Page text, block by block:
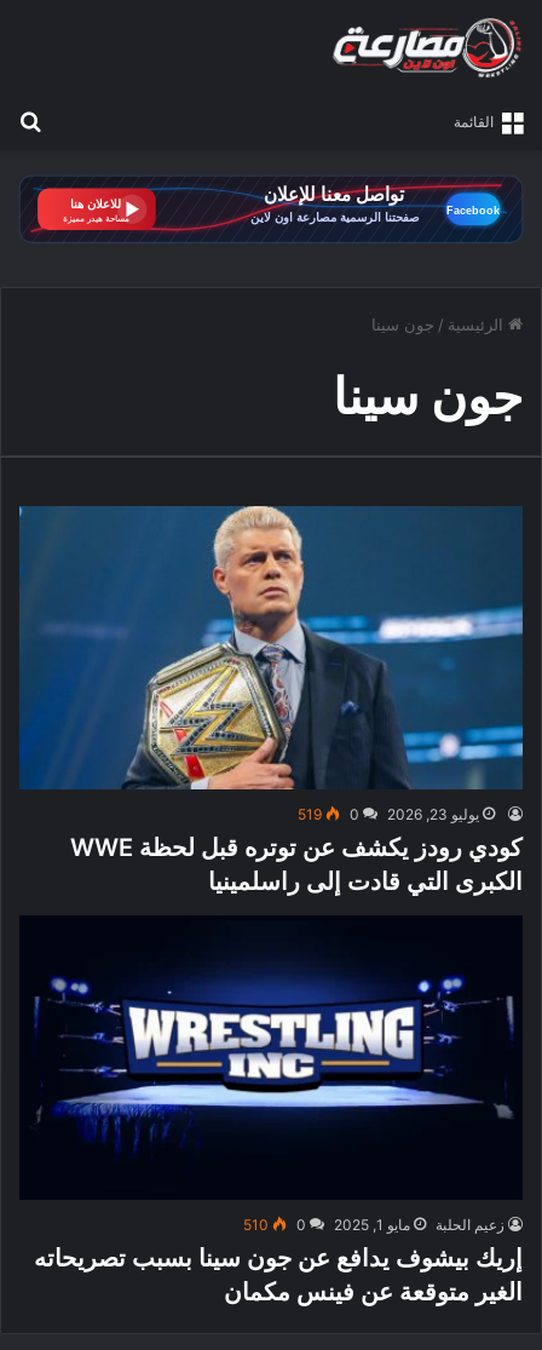
القائمة
الرئيسية / جون سينا
جون سينا
يوليو 23, 2026 0
519
كودي رودز يكشف عن توتره قبل لحظة WWE
الكبرى التي قادت إلى راسلمينيا
زعيم الحلبة مايو 1, 2025 0
510
إريك بيشوف يدافع عن جون سينا بسبب تصريحاته
الغير متوقعة عن فينس مكمان